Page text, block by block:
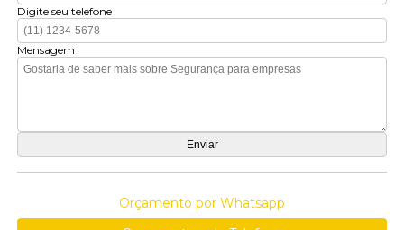
Digite seu telefone
Mensagem
Orçamento por Whatsapp